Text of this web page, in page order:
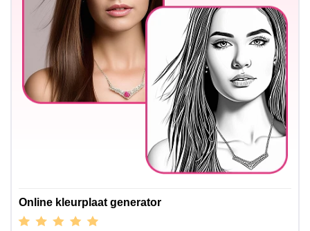
Online kleurplaat generator